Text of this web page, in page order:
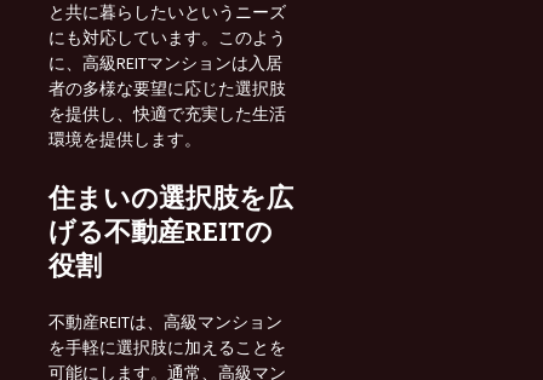
と共に暮らしたいというニーズ
にも対応しています。このよう
に、高級REITマンションは入居
者の多様な要望に応じた選択肢
を提供し、快適で充実した生活
環境を提供します。
住まいの選択肢を広
げる不動産REITの
役割
不動産REITは、高級マンション
を手軽に選択肢に加えることを
可能にします。通常、高級マン